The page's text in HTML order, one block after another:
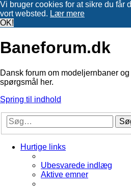
Vi bruger cookies for at sikre du får
vort websted. Lær mere
OK!
Baneforum.dk
Dansk forum om modeljernbaner
spørgsmål her.
Spring til indhold
Hurtige links
Ubesvarede indlæg
Aktive emner